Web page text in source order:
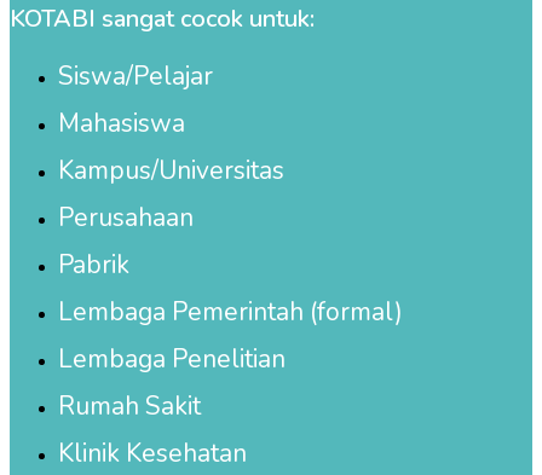
KOTABI sangat cocok untuk:
Siswa/Pelajar
Mahasiswa
Kampus/Universitas
Perusahaan
Pabrik
Lembaga Pemerintah (formal)
Lembaga Penelitian
Rumah Sakit
Klinik Kesehatan